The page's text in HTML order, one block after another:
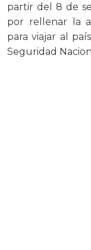
partir del 8 de
por rellenar la
para viajar al
Seguridad